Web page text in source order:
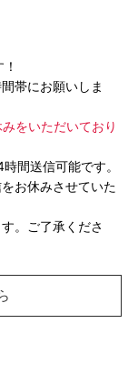
帯にお願いしま
をいただいており
間送信可能です。
お休みさせていた
。ご了承くださ